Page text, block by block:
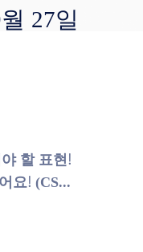
27일
할 표현!
요! (CS...